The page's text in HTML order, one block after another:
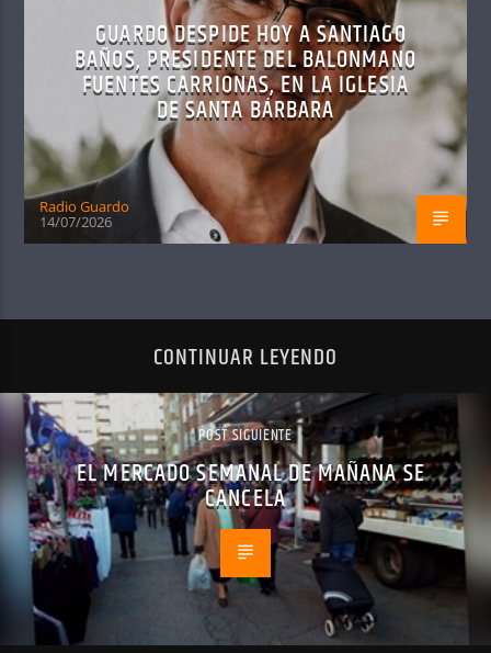
GUARDO DESPIDE HOY A SANTIAGO
BAÑOS, PRESIDENTE DEL BALONMANO
FUENTES CARRIONAS, EN LA IGLESIA
DE SANTA BÁRBARA
Radio Guardo
14/07/2026
CONTINUAR LEYENDO
POST SIGUIENTE
EL MERCADO SEMANAL DE MAÑANA SE
CANCELA